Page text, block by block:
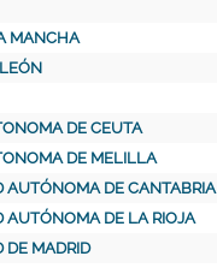
MANCHA
DE CEUTA
DE MELILLA
AUTÓNOMA DE CANTABRIA
AUTÓNOMA DE LA RIOJA
DE MADRID